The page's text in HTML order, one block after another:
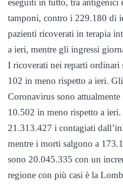
eseguiti in tutto, tra antigenici
tamponi, contro i 229.180 di
pazienti ricoverati in terapia
a ieri, mentre gli ingressi
I ricoverati nei reparti ordinari
102 in meno rispetto a ieri.
Coronavirus sono
10.502 in meno rispetto a
21.313.427 i contagiati
mentre i morti salgono a
sono 20.045.335 con un
regione con più casi è la